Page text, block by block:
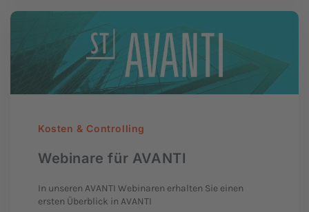
Kosten & Controlling
Webinare für AVANTI
In unseren AVANTI Webinaren erhalten Sie einen
ersten Überblick in AVANTI